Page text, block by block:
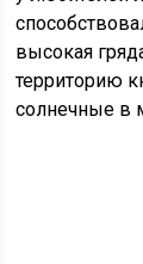
высокая
территорию
солнечные в